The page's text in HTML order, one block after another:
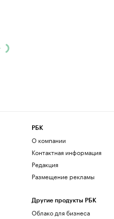
РБК
О компании
Контактная информация
Редакция
Размещение рекламы
Другие продукты РБК
Облако для бизнеса